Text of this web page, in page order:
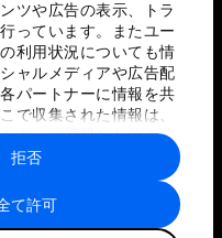
ツや広告の表示、トラ
っています。またユー
利用状況についても情
ャルメディアや広告配
パートナーに情報を共
で収集された情報は、
ナーに提供した他の情
サービスを使用した際
組み合わされ、各パー
されることがありま
て許可
拒否